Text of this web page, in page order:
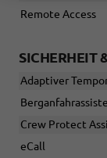
Remote Access
SICHERHEIT
Adaptiver
Crew Protect
eCall